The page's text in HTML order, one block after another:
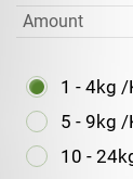
Amount
1 - 4kg
5 - 9kg
10 -